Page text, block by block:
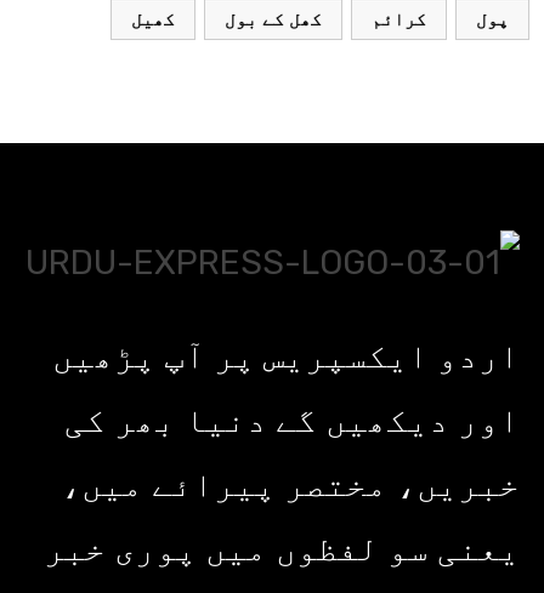
پول کرائم کھل کے بول کھیل
اردو ایکسپریس پر آپ پڑھیں
اور دیکھیں گے دنیا بھر کی
خبریں، مختصر پیرائے میں،
یعنی سو لفظوں میں پوری خبر